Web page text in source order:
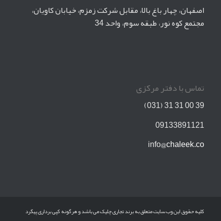
اصفهان، چهار باغ بالا، مقابل شرکت زمزم، خیابان کاویان،
مجتمع کوه نور، طبقه سوم، واحد 34
تماس با دفتر مرکزی
39 00 31 31 (031)
09133891121
info@chaleek.co
کلیه حقوق این وب سایت متعلق به برند تجاری چلیک می باشد و هرگونه کپی برداری پیگرد